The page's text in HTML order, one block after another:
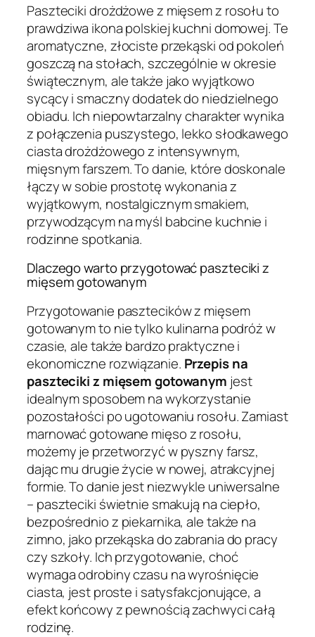
Paszteciki drożdżowe z mięsem z rosołu to
prawdziwa ikona polskiej kuchni domowej. Te
aromatyczne, złociste przekąski od pokoleń
goszczą na stołach, szczególnie w okresie
świątecznym, ale także jako wyjątkowo
sycący i smaczny dodatek do niedzielnego
obiadu. Ich niepowtarzalny charakter wynika
z połączenia puszystego, lekko słodkawego
ciasta drożdżowego z intensywnym,
mięsnym farszem. To danie, które doskonale
łączy w sobie prostotę wykonania z
wyjątkowym, nostalgicznym smakiem,
przywodzącym na myśl babcine kuchnie i
rodzinne spotkania.
Dlaczego warto przygotować paszteciki z
mięsem gotowanym
Przygotowanie pasztecików z mięsem
gotowanym to nie tylko kulinarna podróż w
czasie, ale także bardzo praktyczne i
ekonomiczne rozwiązanie. Przepis na
paszteciki z mięsem gotowanym jest
idealnym sposobem na wykorzystanie
pozostałości po ugotowaniu rosołu. Zamiast
marnować gotowane mięso z rosołu,
możemy je przetworzyć w pyszny farsz,
dając mu drugie życie w nowej, atrakcyjnej
formie. To danie jest niezwykle uniwersalne
– paszteciki świetnie smakują na ciepło,
bezpośrednio z piekarnika, ale także na
zimno, jako przekąska do zabrania do pracy
czy szkoły. Ich przygotowanie, choć
wymaga odrobiny czasu na wyrośnięcie
ciasta, jest proste i satysfakcjonujące, a
efekt końcowy z pewnością zachwyci całą
rodzinę.